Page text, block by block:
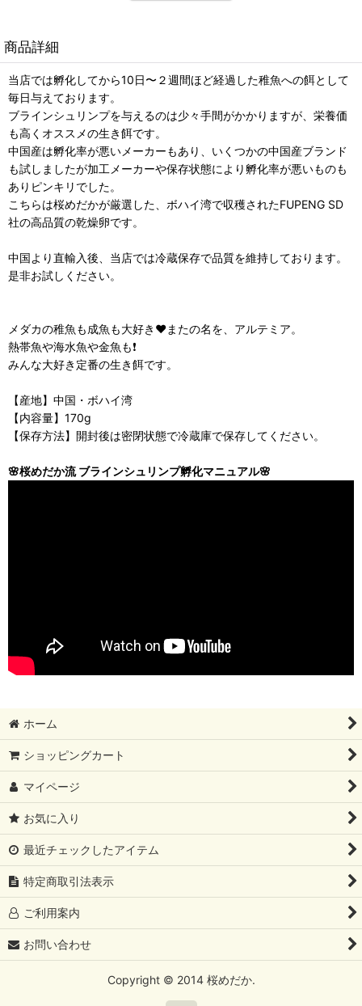
商品詳細
当店では孵化してから10日〜２週間ほど経過した稚魚への餌として
毎日与えております。
ブラインシュリンプを与えるのは少々手間がかかりますが、栄養価
も高くオススメの生き餌です。
中国産は孵化率が悪いメーカーもあり、いくつかの中国産ブランド
も試しましたが加工メーカーや保存状態により孵化率が悪いものも
ありピンキリでした。
こちらは桜めだかが厳選した、ボハイ湾で収穫されたFUPENG SD
社の高品質の乾燥卵です。
中国より直輸入後、当店では冷蔵保存で品質を維持しております。
是非お試しください。
メダカの稚魚も成魚も大好き❤️またの名を、アルテミア。
熱帯魚や海水魚や金魚も❗️
みんな大好き定番の生き餌です。
【産地】中国・ボハイ湾
【内容量】170g
【保存方法】開封後は密閉状態で冷蔵庫で保存してください。
🌸桜めだか流 ブラインシュリンプ孵化マニュアル🌸
ホーム
ショッピングカート
マイページ
お気に入り
最近チェックしたアイテム
特定商取引法表示
ご利用案内
お問い合わせ
Copyright © 2014 桜めだか.